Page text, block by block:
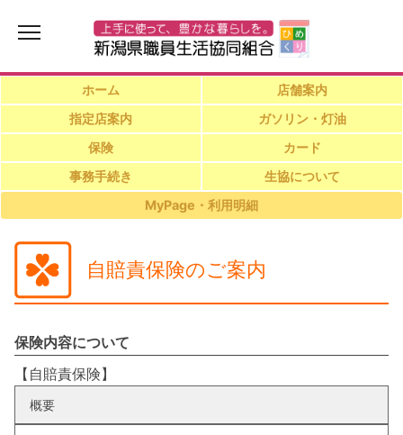
ホーム
店舗案内
指定店案内
ガソリン・灯油
保険
カード
事務手続き
生協について
MyPage・利用明細
自賠責保険のご案内
保険内容について
【自賠責保険】
概要